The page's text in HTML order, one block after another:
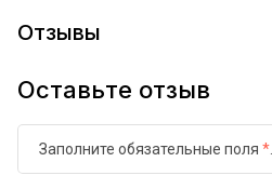
Отзывы
Оставьте отзыв
Заполните обязательные поля *